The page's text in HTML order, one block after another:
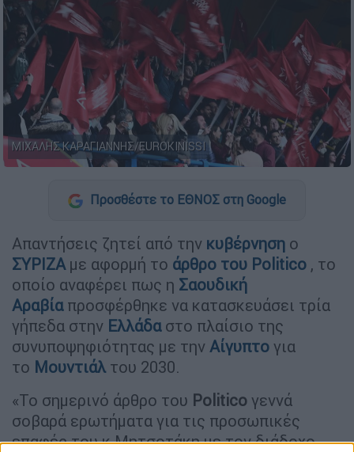
ΜΙΧΑΛΗΣ ΚΑΡΑΓΙΑΝΝΗΣ/EUROKINISSI
Προσθέστε το ΕΘΝΟΣ στη Google
Απαντήσεις ζητεί από την κυβέρνηση ο
ΣΥΡΙΖΑ με αφορμή το άρθρο του Politico , το
οποίο αναφέρει πως η Σαουδική
Αραβίαπροσφέρθηκε να κατασκευάσει τρία
γήπεδα στην Ελλάδαστο πλαίσιο της
συνυποψηφιότητας με την Αίγυπτο για
το Μουντιάλ του 2030.
«Το σημερινό άρθρο του Politico γεννά
σοβαρά ερωτήματα για τις προσωπικές
επαφές του κ Μητσοτάκη με τον διάδοχο